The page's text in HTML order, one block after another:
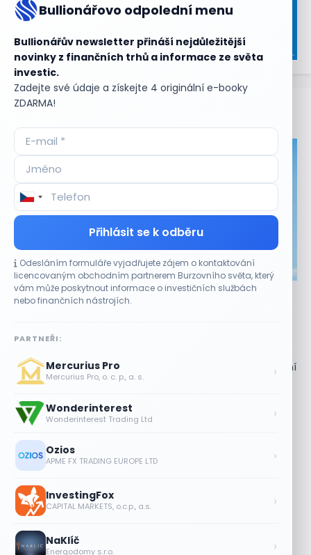
Bullionářovo odpolední menu
Bullionářův newsletter přináší nejdůležitější
novinky z finančních trhů a informace ze světa
investic.
Zadejte své údaje a získejte 4 originální e-booky
ZDARMA!
Přihlásit se k odběru
Odesláním formuláře vyjadřujete zájem o kontaktování
licencovaným obchodním partnerem Burzovního světa, který
vám může poskytnout informace o investičních službách
nebo finančních nástrojích.
PARTNEŘI:
Mercurius Pro
Mercurius Pro, o. c. p., a. s. ›
Wonderinterest
Wonderinterest Trading Ltd ›
Ozios
APME FX TRADING EUROPE LTD ›
InvestingFox
CAPITAL MARKETS, o.c.p., a.s. ›
NaKlíč
Energodomy s.r.o. ›
Aktuální
CO HÝBE TRHEM
Akcie Micron klesají, ale nejhoršímu výprodeji
paměťových čipů unikly
Micron Technology (MU) ve čtvrtek uzavřely obchodování
se ztrátou 1,3 %. Výrobce paměťových...
Jalapeňová kauza tlačí akcie Chipotle
níž. Analytici ale zůstávají klidní
růstem
7 SRPNA, 2026
Plány Starlinku srazily akcie T-Mobile,